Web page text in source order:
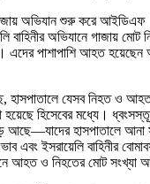
অভিযান শুরু করে
বাহিনীর অভিযানে গাজায় মোট
এদের পাশাপাশি আহত
হাসপাতালে যেসব নিহত ও
হিসেবের মধ্যে।
হাসপাতালে আনা
এবং ইসরায়েলি বাহিনীর
আহত ও নিহতের মোট সংখ্যা